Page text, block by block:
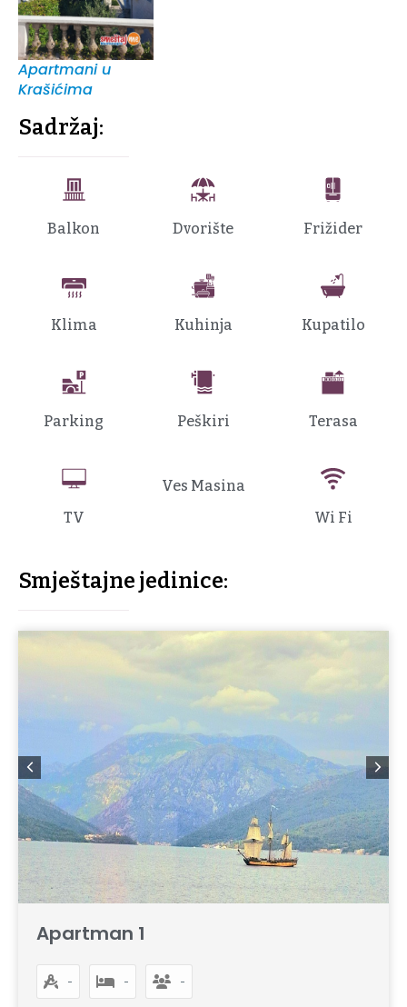
Apartmani u
Krašićima
Sadržaj:
Balkon Dvorište Frižider
Klima Kuhinja Kupatilo
Parking Peškiri Terasa
TV
Ves Masina
Wi Fi
Smještajne jedinice:
Apartman 1
- - -